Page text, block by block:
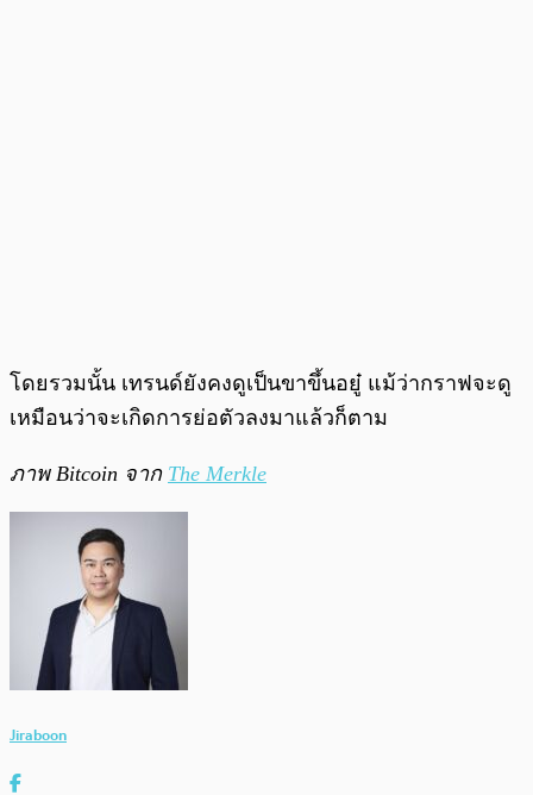
โดยรวมนั้น เทรนด์ยังคงดูเป็นขาขึ้นอยู๋ แม้ว่ากราฟจะดู
เหมือนว่าจะเกิดการย่อตัวลงมาแล้วก็ตาม
ภาพ Bitcoin จาก The Merkle
Jiraboon